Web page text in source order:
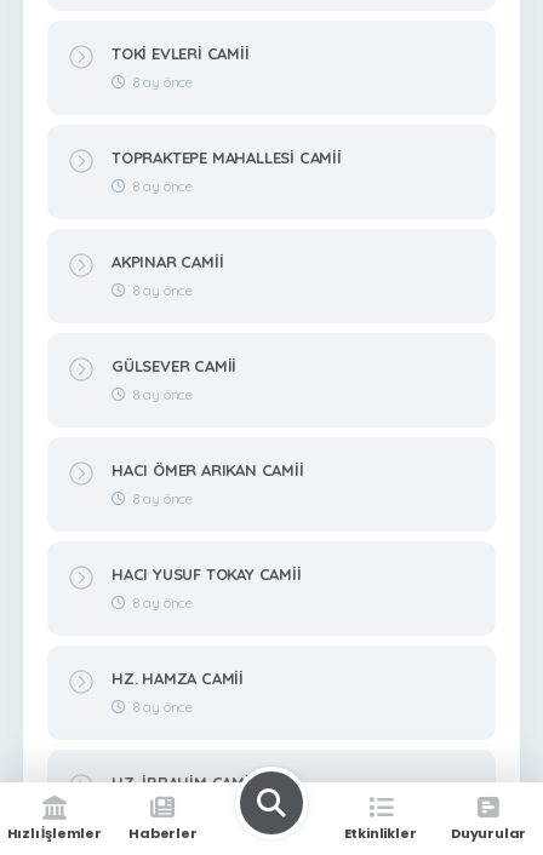
TOKİ EVLERİ CAMİİ
8 ay önce
TOPRAKTEPE MAHALLESİ CAMİİ
8 ay önce
AKPINAR CAMİİ
8 ay önce
GÜLSEVER CAMİİ
8 ay önce
HACI ÖMER ARIKAN CAMİİ
8 ay önce
HACI YUSUF TOKAY CAMİİ
8 ay önce
HZ. HAMZA CAMİİ
8 ay önce
HZ. İBRAHİM CAMİİ
8 ay önce
Hızlı İşlemler Haberler Etkinlikler Duyurular